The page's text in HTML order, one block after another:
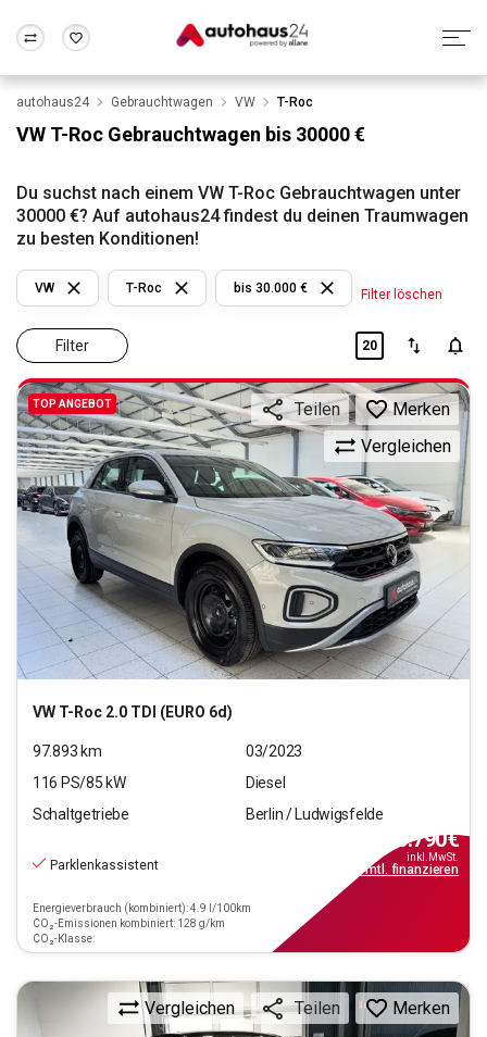
Wir bewerten dein Auto
Alle Fragen & Antworten
Rund um die Inzahlungnahme
Frankfurt Wuppertal
autohaus24 Gebrauchtwagen VW T-Roc
VW T-Roc Gebrauchtwagen bis 30000 €
Du suchst nach einem VW T-Roc Gebrauchtwagen unter
30000 €? Auf autohaus24 findest du deinen Traumwagen
zu besten Konditionen!
Filter
VW T-Roc bis 30.000 € Filter löschen
20
TOP ANGEBOT
VW T-Roc 2.0 TDI (EURO 6d)
Vergleichen
Teilen Merken
97.893 km
03/2023
116 PS/85 kW
Diesel
Schaltgetriebe
Berlin / Ludwigsfelde
Parklenkassistent
Energieverbrauch (kombiniert): 4.9 l/100km
CO₂-Emissionen kombiniert: 128 g/km
CO₂-Klasse:
16.790€
inkl.MwSt.
151€mtl. finanzieren
Vergleichen Teilen Merken